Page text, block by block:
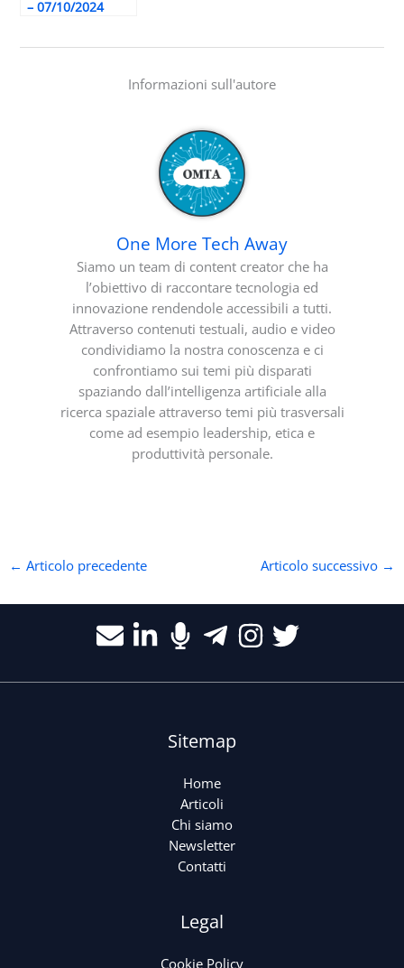
– 07/10/2024
Informazioni sull'autore
One More Tech Away
Siamo un team di content creator che ha
l’obiettivo di raccontare tecnologia ed
innovazione rendendole accessibili a tutti.
Attraverso contenuti testuali, audio e video
condividiamo la nostra conoscenza e ci
confrontiamo sui temi più disparati
spaziando dall’intelligenza artificiale alla
ricerca spaziale attraverso temi più trasversali
come ad esempio leadership, etica e
produttività personale.
← Articolo precedente Articolo successivo →
Sitemap
Home
Articoli
Chi siamo
Newsletter
Contatti
Legal
Cookie Policy